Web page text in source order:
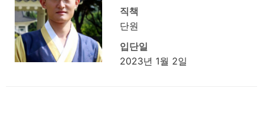
직책
단원
입단일
2023년 1월 2일